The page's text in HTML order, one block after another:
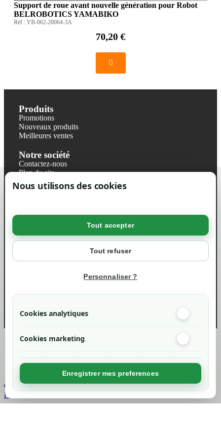
Nous utilisons des cookies
Tout accepter
Tout refuser
Personnaliser ?
Cookies analytiques
Cookies marketing
Enregistrer mes preferences
Support de roue avant nouvelle génération pour Robot
BELROBOTICS YAMABIKO
Réf : YB-062-20064-3A
70,20 €
Produits
Promotions
Nouveaux produits
Meilleures ventes
Notre société
Contactez-nous
Plan du site
Magasin
Mentions légales
Politique de confidentialité RGPD
Votre compte
info@green-tech-shop.com
Created byNageoconcept
Chargement...
Retour en haut